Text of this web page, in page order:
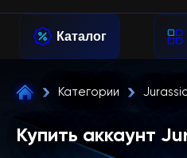
Каталог
Категории
Купить аккаунт